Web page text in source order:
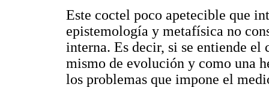
Este coctel poco apetecible que
epistemología y metafísica no
interna. Es decir, si se entiende
mismo de evolución y como una
los problemas que impone el